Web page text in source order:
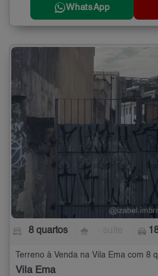
WhatsApp
8 quartos
Terreno à Venda na Vila Ema com 8
Vila Ema